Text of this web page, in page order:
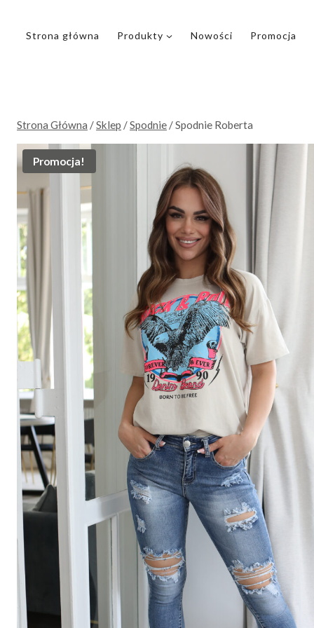
Strona główna Produkty Nowości Promocja
Strona Główna /Sklep /Spodnie /Spodnie Roberta
Promocja!